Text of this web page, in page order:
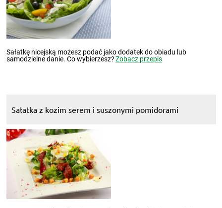
Sałatkę nicejską możesz podać jako dodatek do obiadu lub
samodzielne danie. Co wybierzesz?Zobacz przepis
Sałatka z kozim serem i suszonymi pomidorami